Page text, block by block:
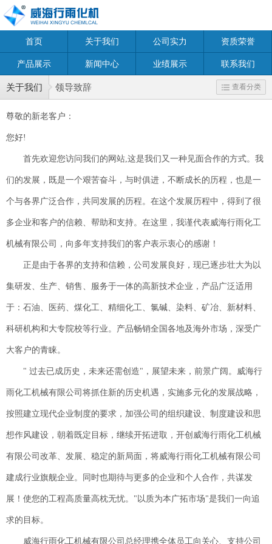
首页 关于我们 公司实力 资质荣誉
产品展示 新闻中心 业绩展示 联系我们
关于我们 领导致辞 查看分类
尊敬的新老客户：
您好!
首先欢迎您访问我们的网站,这是我们又一种见面合作的方式。我
们的发展，既是一个艰苦奋斗，与时俱进，不断成长的历程，也是一
个与各界广泛合作，共同发展的历程。在这个发展历程中，得到了很
多企业和客户的信赖、帮助和支持。在这里，我谨代表威海行雨化工
机械有限公司，向多年支持我们的客户表示衷心的感谢！
正是由于各界的支持和信赖，公司发展良好，现已逐步壮大为以
集研发、生产、销售、服务于一体的高新技术企业，产品广泛适用
于：石油、医药、煤化工、精细化工、氯碱、染料、矿冶、新材料、
科研机构和大专院校等行业。产品畅销全国各地及海外市场，深受广
大客户的青睐。
" 过去已成历史，未来还需创造"，展望未来，前景广阔。威海行
雨化工机械有限公司将抓住新的历史机遇，实施多元化的发展战略，
按照建立现代企业制度的要求，加强公司的组织建设、制度建设和思
想作风建设，朝着既定目标，继续开拓进取，开创威海行雨化工机械
有限公司改革、发展、稳定的新局面，将威海行雨化工机械有限公司
建成行业旗舰企业。同时也期待与更多的企业和个人合作，共谋发
展！使您的工程高质量高枕无忧。"以质为本广拓市场"是我们一向追
求的目标。
威海行雨化工机械有限公司总经理携全体员工向关心、支持公司